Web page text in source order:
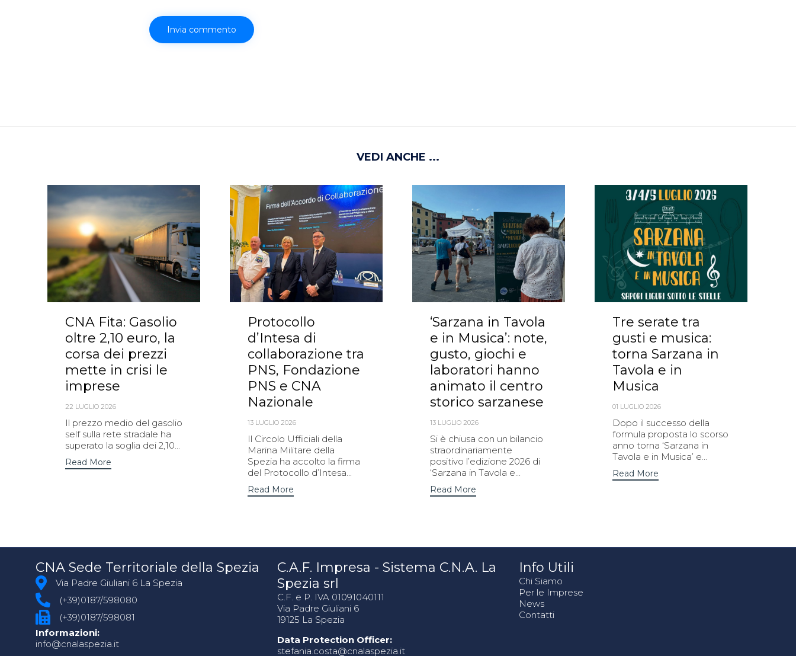
VEDI ANCHE ...
CNA Fita: Gasolio
oltre 2,10 euro, la
corsa dei prezzi
mette in crisi le
imprese
22 LUGLIO 2026
Il prezzo medio del gasolio
self sulla rete stradale ha
superato la soglia dei 2,10...
Read More
Protocollo
d’Intesa di
collaborazione tra
PNS, Fondazione
PNS e CNA
Nazionale
13 LUGLIO 2026
Il Circolo Ufficiali della
Marina Militare della
Spezia ha accolto la firma
del Protocollo d’Intesa...
Read More
‘Sarzana in Tavola
e in Musica’: note,
gusto, giochi e
laboratori hanno
animato il centro
storico sarzanese
13 LUGLIO 2026
Si è chiusa con un bilancio
straordinariamente
positivo l’edizione 2026 di
‘Sarzana in Tavola e...
Read More
Tre serate tra
gusti e musica:
torna Sarzana in
Tavola e in
Musica
01 LUGLIO 2026
Dopo il successo della
formula proposta lo scorso
anno torna ‘Sarzana in
Tavola e in Musica’ e...
Read More
CNA Sede Territoriale della Spezia
Via Padre Giuliani 6 La Spezia
(+39)0187/598080
(+39)0187/598081
Informazioni:
info@cnalaspezia.it
C.A.F. Impresa - Sistema C.N.A. La
Spezia srl
C.F. e P. IVA 01091040111
Via Padre Giuliani 6
19125 La Spezia
Data Protection Officer:
stefania.costa@cnalaspezia.it
Info Utili
Chi Siamo
Per le Imprese
News
Contatti